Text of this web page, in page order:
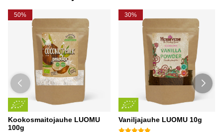
50%
Kookosmaitojauhe LUOMU
100g
30%
Vaniljajauhe LUOMU 10g